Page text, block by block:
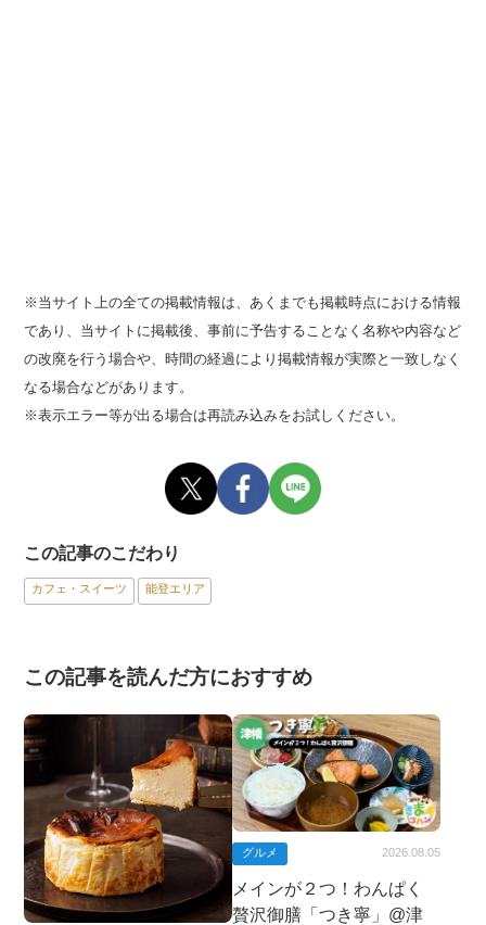
※当サイト上の全ての掲載情報は、あくまでも掲載時点における情報
であり、当サイトに掲載後、事前に予告することなく名称や内容など
の改廃を行う場合や、時間の経過により掲載情報が実際と一致しなく
なる場合などがあります。
※表示エラー等が出る場合は再読み込みをお試しください。
この記事のこだわり
カフェ・スイーツ 能登エリア
この記事を読んだ方におすすめ
グルメ 2026.08.05
メインが２つ！わんぱく
贅沢御膳「つき寧」@津